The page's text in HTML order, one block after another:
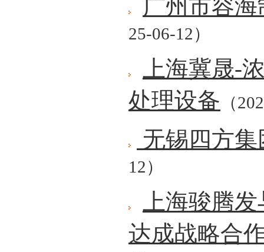
广州市容
25-06-12）
上海冀晟-
处理设备 （
无锡四方
12）
上海骏腾
达成战略合